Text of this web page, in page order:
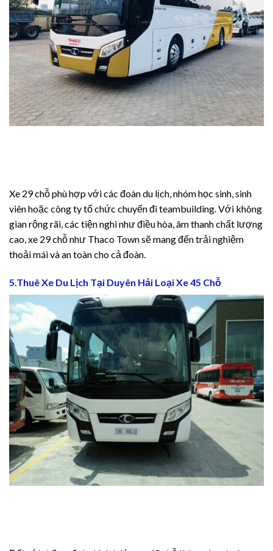
giriş
siteleri
siteleri
Xe 29 chỗ phù hợp với các đoàn du lịch, nhóm học sinh, sinh
viên hoặc công ty tổ chức chuyến đi teambuilding. Với không
gian rộng rãi, các tiện nghi như điều hòa, âm thanh chất lượng
cao, xe 29 chỗ như Thaco Town sẽ mang đến trải nghiệm
thoải mái và an toàn cho cả đoàn.
5.Thuê Xe Du Lịch Tại Duyên Hải Loại Xe 45 Chỗ